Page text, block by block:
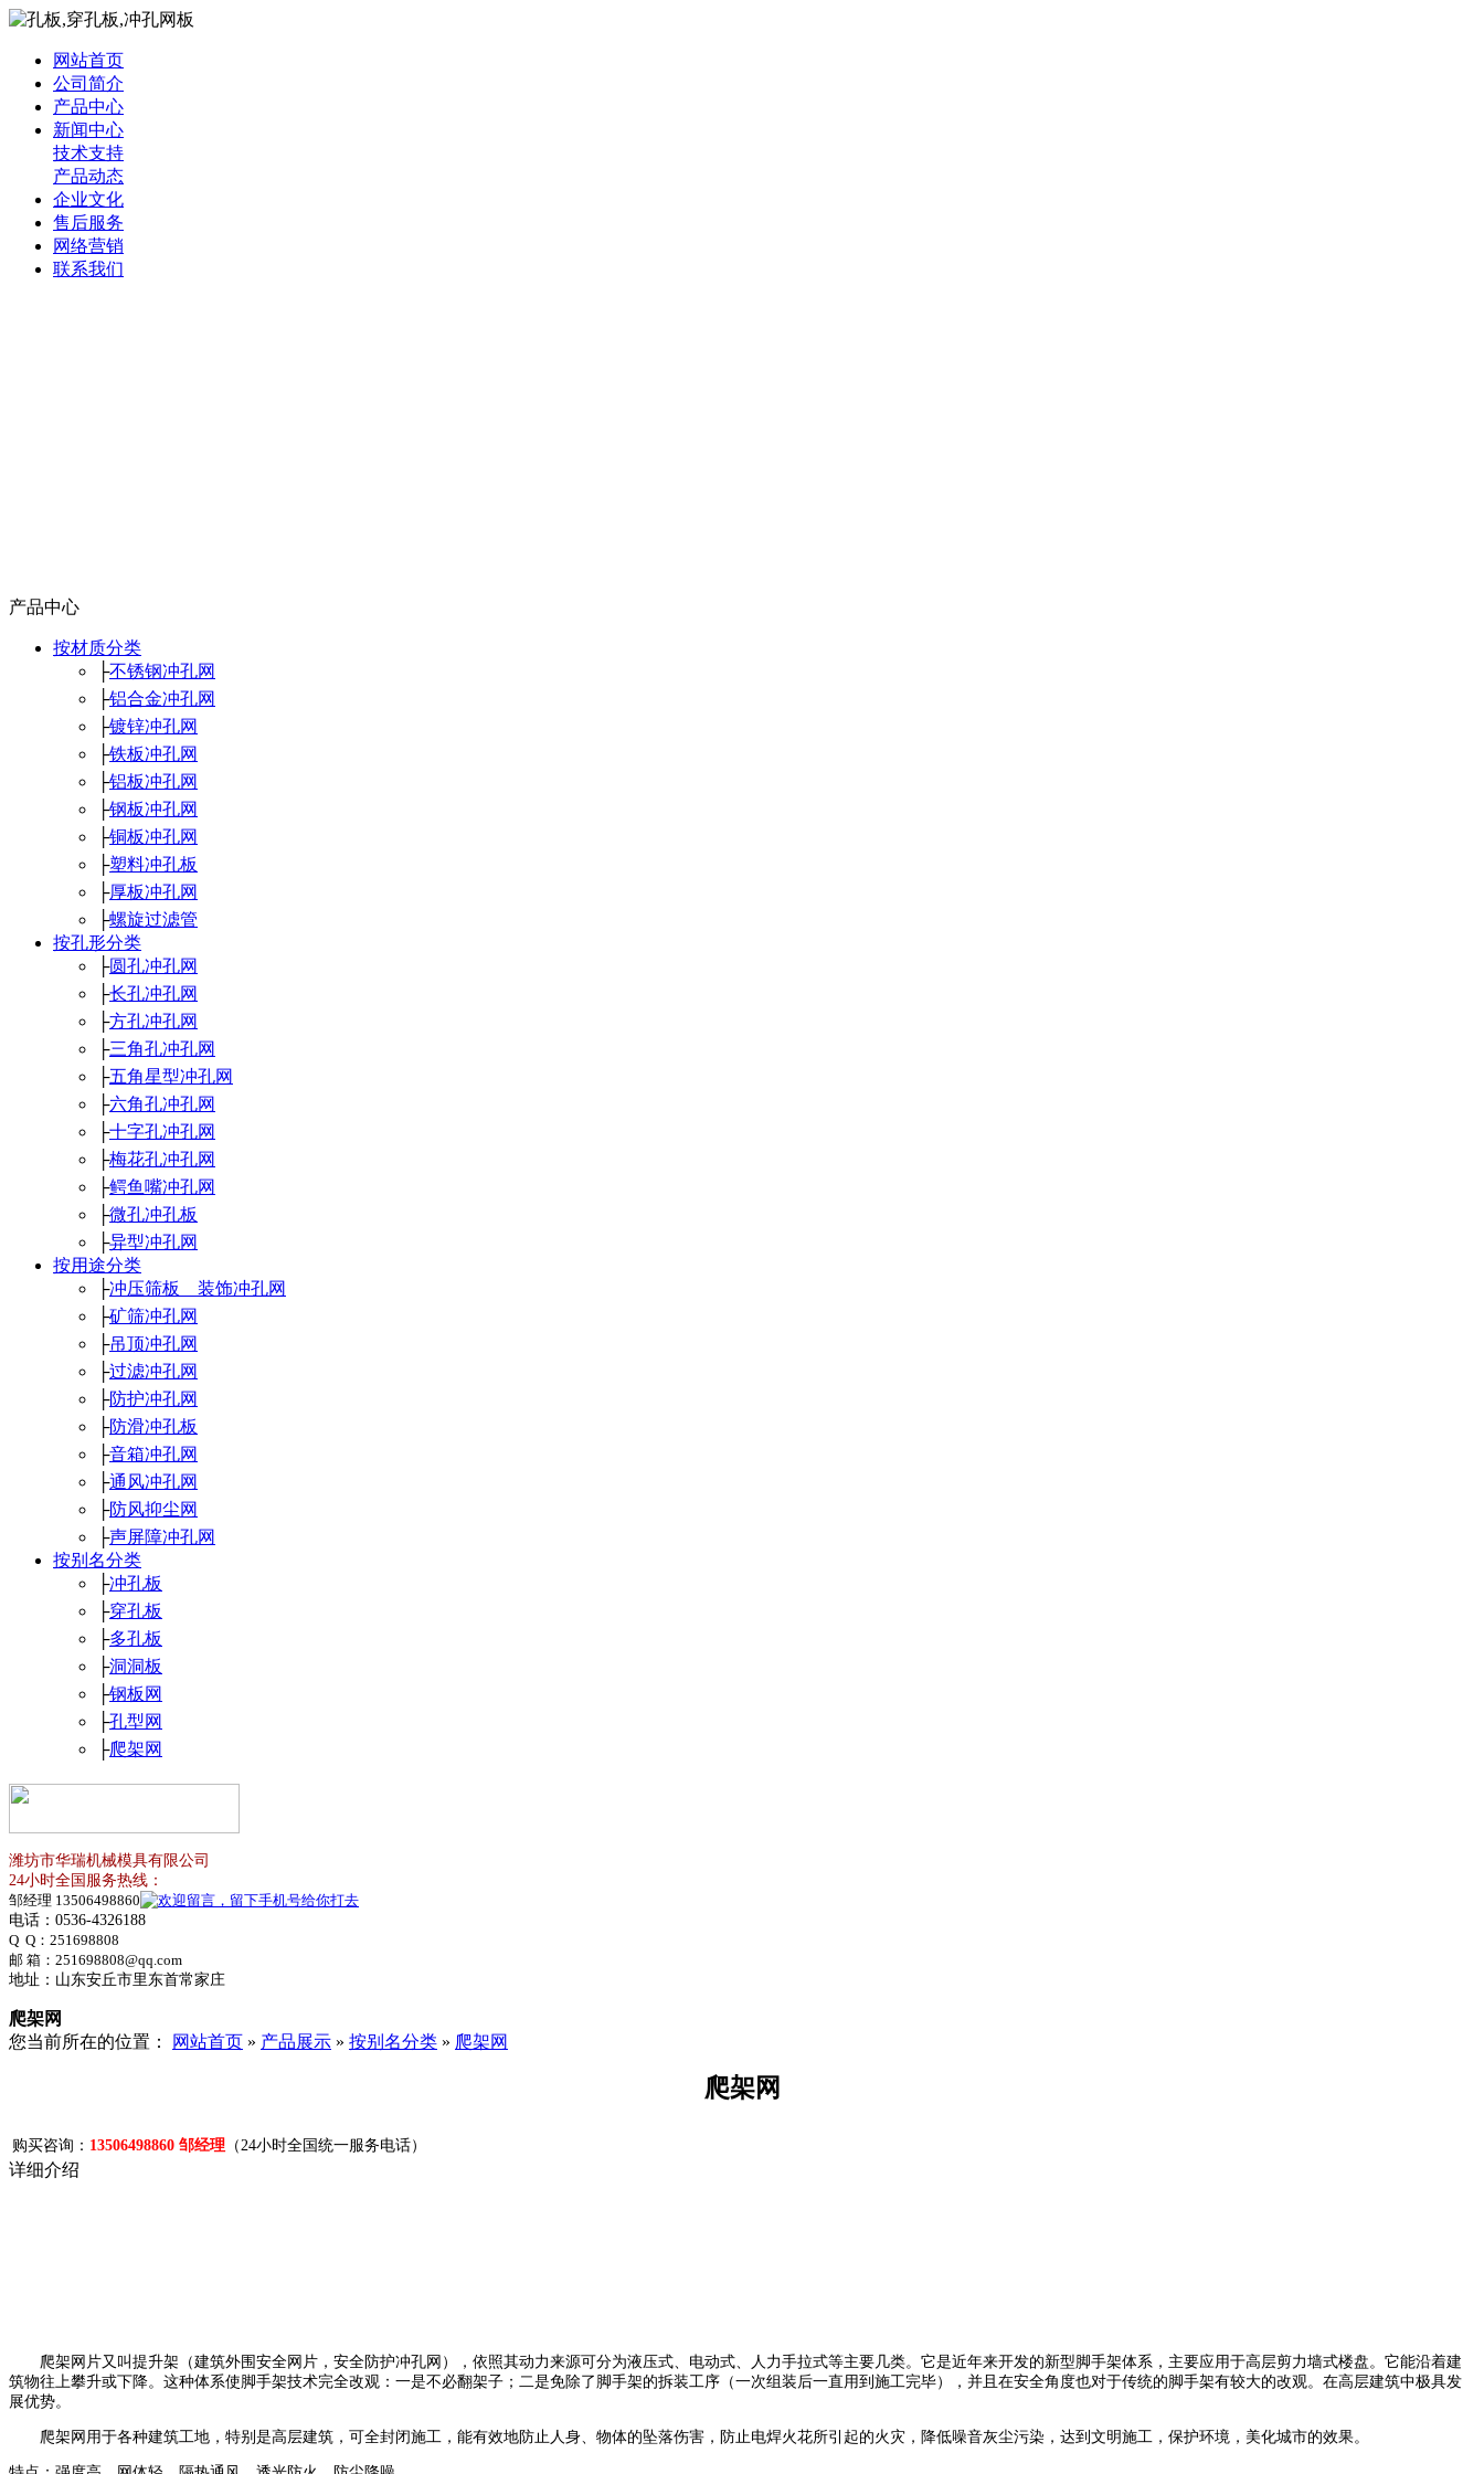
网站首页
公司简介
产品中心
新闻中心
技术支持
产品动态
企业文化
售后服务
网络营销
联系我们
产品中心
按材质分类
├不锈钢冲孔网
├铝合金冲孔网
├镀锌冲孔网
├铁板冲孔网
├铝板冲孔网
├钢板冲孔网
├铜板冲孔网
├塑料冲孔板
├厚板冲孔网
├螺旋过滤管
按孔形分类
├圆孔冲孔网
├长孔冲孔网
├方孔冲孔网
├三角孔冲孔网
├五角星型冲孔网
├六角孔冲孔网
├十字孔冲孔网
├梅花孔冲孔网
├鳄鱼嘴冲孔网
├微孔冲孔板
├异型冲孔网
按用途分类
├冲压筛板 装饰冲孔网
├矿筛冲孔网
├吊顶冲孔网
├过滤冲孔网
├防护冲孔网
├防滑冲孔板
├音箱冲孔网
├通风冲孔网
├防风抑尘网
├声屏障冲孔网
按别名分类
├冲孔板
├穿孔板
├多孔板
├洞洞板
├钢板网
├孔型网
├爬架网
潍坊市华瑞机械模具有限公司
24小时全国服务热线：
邹经理 13506498860
电话：0536-4326188
Q Q： 251698808
邮 箱：251698808@qq.com
地址：山东安丘市里东首常家庄
爬架网
您当前所在的位置：
网站首页 » 产品展示 » 按别名分类 » 爬架网
爬架网
购买咨询： 13506498860 邹经理 （24小时全国统一服务电话）
详细介绍
爬架网片又叫提升架（建筑外围安全网片，安全防护冲孔网），依照其动力来源可分为液压式、电动式、人力手拉式等主要几类。它是近年来开发的新型脚手架体系，主要应用于高层剪力墙式楼盘。它能沿着建
筑物往上攀升或下降。这种体系使脚手架技术完全改观：一是不必翻架子；二是免除了脚手架的拆装工序（一次组装后一直用到施工完毕），并且在安全角度也对于传统的脚手架有较大的改观。在高层建筑中极具发
展优势。
爬架网用于各种建筑工地，特别是高层建筑，可全封闭施工，能有效地防止人身、物体的坠落伤害，防止电焊火花所引起的火灾，降低噪音灰尘污染，达到文明施工，保护环境，美化城市的效果。